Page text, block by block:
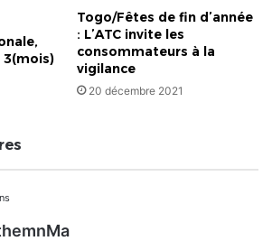
3(mois)
Togo/Fêtes de fin d’année
: L’ATC invite les
consommateurs à la
vigilance
20 décembre 2021